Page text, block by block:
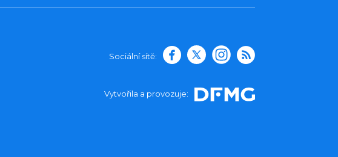
Sociální sítě:
Vytvořila a provozuje: